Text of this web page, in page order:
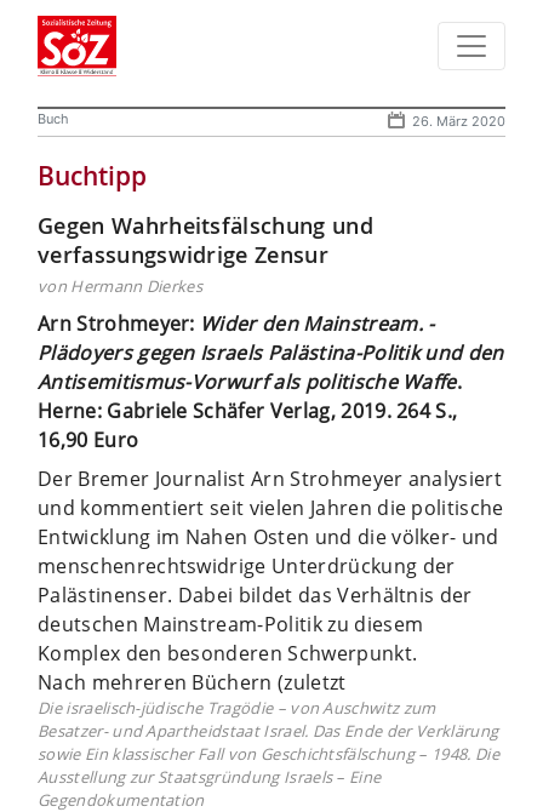
Buch 26. März 2020
Buchtipp
Gegen Wahrheitsfälschung und
verfassungswidrige Zensur
von Hermann Dierkes
Arn Strohmeyer: Wider den Mainstream. ­
Plädoyers gegen Israels Palästina-Politik und den
Antisemitismus-Vorwurf als politische Waffe.
Herne: Gabriele Schäfer Verlag, 2019. 264 S.,
16,90 Euro
Der Bremer Journalist Arn Strohmeyer analysiert
und kommentiert seit vielen Jahren die politische
Entwicklung im Nahen Osten und die völker- und
menschenrechtswidrige Unterdrückung der
Palästinenser. Dabei bildet das Verhältnis der
deutschen Mainstream-Politik zu diesem
Komplex den besonderen Schwerpunkt.
Nach mehreren Büchern (zuletzt
Die israelisch-jüdische Tragödie – von Auschwitz zum
Besatzer- und Apartheidstaat Israel. Das Ende der Verklärung
sowie Ein klassischer Fall von Geschichtsfälschung – 1948. Die
Ausstellung zur Staatsgründung Israels – Eine
Gegendokumentation